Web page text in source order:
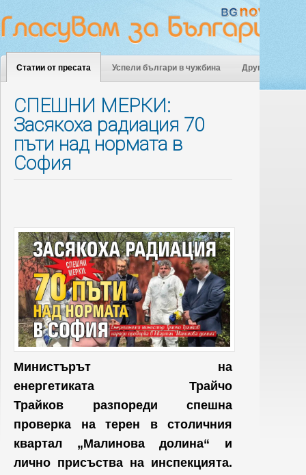
Статии от пресата Успели българи в чужбина Други
СПЕШНИ МЕРКИ:
Засякоха радиация 70
пъти над нормата в
София
Министърът на
енергетиката Трайчо
Трайков разпореди спешна
проверка на терен в столичния
квартал „Малинова долина“ и
лично присъства на инспекцията.